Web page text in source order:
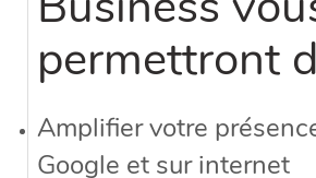
permettront
Amplifier votre
Google et sur internet